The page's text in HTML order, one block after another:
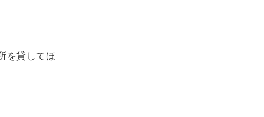
を貸してほ